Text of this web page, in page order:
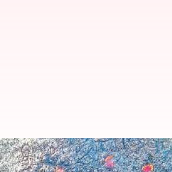
சத்தியமங்கலம்